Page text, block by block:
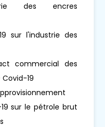
des encres
sur l'industrie des
commercial des
19
19 sur le pétrole brut